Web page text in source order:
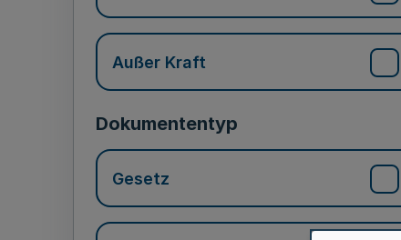
Außer Kraft
Dokumententyp
Gesetz